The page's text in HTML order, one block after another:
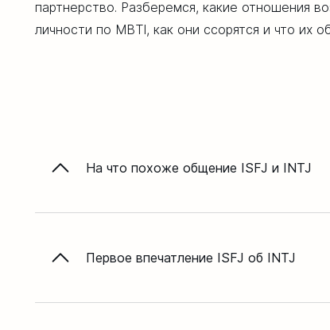
партнерство. Разберемся, какие отношения
личности по MBTI, как они ссорятся и что их
На что похоже общение ISFJ и INTJ
Первое впечатление ISFJ об INTJ